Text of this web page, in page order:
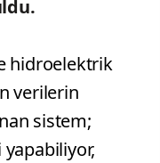
hidroelektrik
verilerin
sistem;